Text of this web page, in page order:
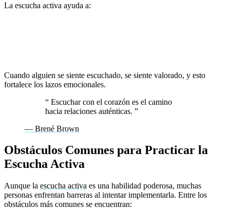
La escucha activa ayuda a:
Cuando alguien se siente escuchado, se siente valorado, y esto
fortalece los lazos emocionales.
“ Escuchar con el corazón es el camino
hacia relaciones auténticas. ”
— Brené Brown
Obstáculos Comunes para Practicar la
Escucha Activa
Aunque la escucha activa es una habilidad poderosa, muchas
personas enfrentan barreras al intentar implementarla. Entre los
obstáculos más comunes se encuentran: